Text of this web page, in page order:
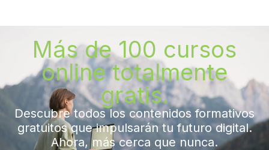
Más de 100 cursos
online totalmente
gratis.
Descubre todos los contenidos formativos
gratuitos que impulsarán tu futuro digital.
Ahora, más cerca que nunca.